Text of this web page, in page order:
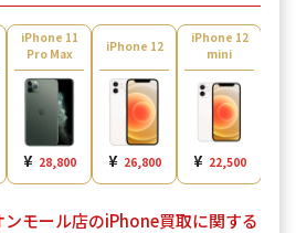
iPhone 11
Pro Max
¥ 28,800
iPhone 12
¥ 26,800
iPhone 12
mini
¥ 22,500
モール店のiPhone買取に関する